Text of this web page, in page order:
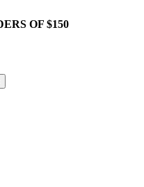
OF $150